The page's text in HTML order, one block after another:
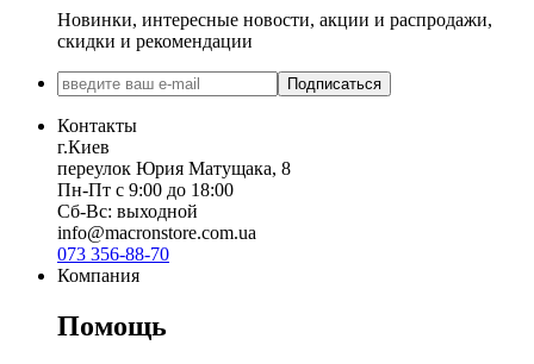
Новинки, интересные новости, акции и распродажи,
скидки и рекомендации
Подписаться
Контакты
г.Киев
переулок Юрия Матущака, 8
Пн-Пт с 9:00 до 18:00
Сб-Вс: выходной
info@macronstore.com.ua
073 356-88-70
Компания
Помощь